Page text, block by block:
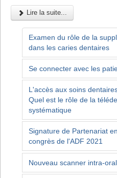
Lire la suite...
Examen du rôle de la
dans les caries dentaires
Se connecter avec les
L'accès aux soins
Quel est le rôle de la
systématique
Signature de Partenariat
congrès de l'ADF 2021
Nouveau scanner intra-